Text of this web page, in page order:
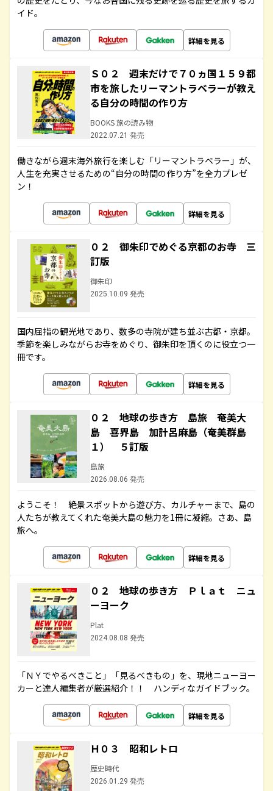
イド。
詳細を見る
Ｓ０２ 週末だけで７０ヵ国１５９都
市を旅したリーマントラベラーが教え
る自分の時間の作り方
BOOKS 旅の読み物
2022.07.21 発売
働きながら週末海外旅行を楽しむ「リーマントラベラー」が、
人生を充実させるための“自分の時間の作り方”を全力プレゼ
ン！
詳細を見る
０２ 御朱印でめぐる京都のお寺 三
訂版
御朱印
2025.10.09 発売
国内屈指の観光地であり、数多の寺院が建ち並ぶ古都・京都。
季節を楽しみながらお寺をめぐり、御朱印を頂くのに役立つ一
冊です。
詳細を見る
０２ 地球の歩き方 島旅 奄美大
島 喜界島 加計呂麻島（奄美群島
１） ５訂版
島旅
2026.08.06 発売
ようこそ！ 絶景スポットから遊び方、カルチャーまで、島の
人たちが教えてくれた奄美大島の魅力を1冊に凝縮。さあ、島
旅へ。
詳細を見る
０２ 地球の歩き方 Ｐｌａｔ ニュ
ーヨーク
Plat
2024.08.08 発売
「ＮＹでやるべきこと」「見るべきもの」を、現地ニューヨー
カーと達人編集者が厳選紹介！！ ハンディなガイドブック。
詳細を見る
Ｈ０３ 昭和レトロ
歴史時代
2026.01.29 発売